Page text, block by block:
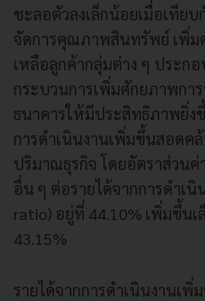
ชะลอตัวลงเล็กน้อยเมื่อเทีย
จัดการคุณภาพสินทรัพย์ เพิ่ม
เหลือลูกค้ากลุ่มต่าง ๆ ประก
กระบวนการเพิ่มศักยภาพกา
ธนาคารให้มีประสิทธิภาพยิ่ง
การดำเนินงานเพิ่มขึ้นสอดค
ปริมาณธุรกิจ โดยอัตราส่วนค่
อื่น ๆ ต่อรายได้จากการดำเ
ratio) อยู่ที่ 44.10% เพิ่มขึ้น
43.15%
รายได้จากการดำเนินงานเ